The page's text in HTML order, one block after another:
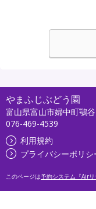
やまふじぶどう園
富山県富山市婦中町鶚
076-469-4539
利用規約
プライバシーポリシ
このページは予約システム『Airリ